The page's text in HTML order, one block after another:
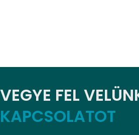
VEGYE FEL
KAPCSOLATOT